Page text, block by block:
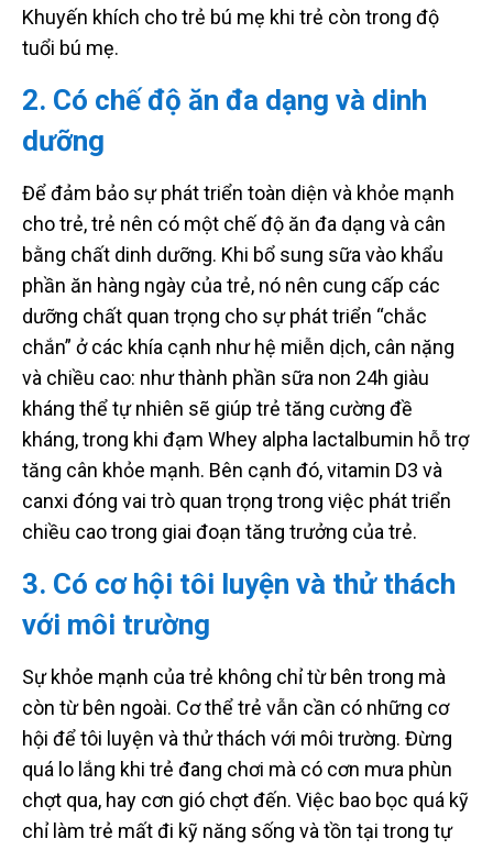
Khuyến khích cho trẻ bú mẹ khi trẻ còn trong độ
tuổi bú mẹ.
2. Có chế độ ăn đa dạng và dinh
dưỡng
Để đảm bảo sự phát triển toàn diện và khỏe mạnh
cho trẻ, trẻ nên có một chế độ ăn đa dạng và cân
bằng chất dinh dưỡng. Khi bổ sung sữa vào khẩu
phần ăn hàng ngày của trẻ, nó nên cung cấp các
dưỡng chất quan trọng cho sự phát triển “chắc
chắn” ở các khía cạnh như hệ miễn dịch, cân nặng
và chiều cao: như thành phần sữa non 24h giàu
kháng thể tự nhiên sẽ giúp trẻ tăng cường đề
kháng, trong khi đạm Whey alpha lactalbumin hỗ trợ
tăng cân khỏe mạnh. Bên cạnh đó, vitamin D3 và
canxi đóng vai trò quan trọng trong việc phát triển
chiều cao trong giai đoạn tăng trưởng của trẻ.
3. Có cơ hội tôi luyện và thử thách
với môi trường
Sự khỏe mạnh của trẻ không chỉ từ bên trong mà
còn từ bên ngoài. Cơ thể trẻ vẫn cần có những cơ
hội để tôi luyện và thử thách với môi trường. Đừng
quá lo lắng khi trẻ đang chơi mà có cơn mưa phùn
chợt qua, hay cơn gió chợt đến. Việc bao bọc quá kỹ
chỉ làm trẻ mất đi kỹ năng sống và tồn tại trong tự